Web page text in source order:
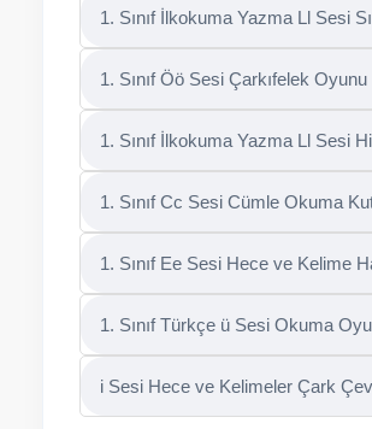
1. Sınıf İlkokuma Yazma Ll Sesi
1. Sınıf Öö Sesi Çarkıfelek Oyunu
1. Sınıf İlkokuma Yazma Ll Sesi
1. Sınıf Cc Sesi Cümle Okuma
1. Sınıf Ee Sesi Hece ve Kelime
1. Sınıf Türkçe ü Sesi Okuma
i Sesi Hece ve Kelimeler Çark